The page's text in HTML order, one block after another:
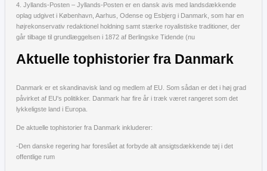
4. Jyllands-Posten – Jyllands-Posten er en dansk avis med landsdækkende
oplag udgivet i København, Aarhus, Odense og Esbjerg i Danmark, som har en
højrekonservativ redaktionel holdning samt stærke royalistiske traditioner, der
går tilbage til grundlæggelsen i 1872 af Berlingske Tidende (nu
Aktuelle tophistorier fra Danmark
Danmark er et skandinavisk land og medlem af EU. Som sådan er det i høj grad
påvirket af EU's politikker. Danmark har fire år i træk været rangeret som det
lykkeligste land i Europa.
De aktuelle tophistorier fra Danmark inkluderer:
-Den danske regering har foreslået at forbyde alt ansigtsdækkende tøj i det
offentlige rum